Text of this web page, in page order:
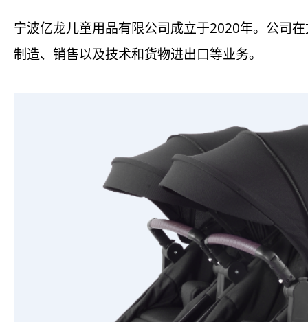
宁波亿龙儿童用品有限公司成立于2020年。公司
制造、销售以及技术和货物进出口等业务。